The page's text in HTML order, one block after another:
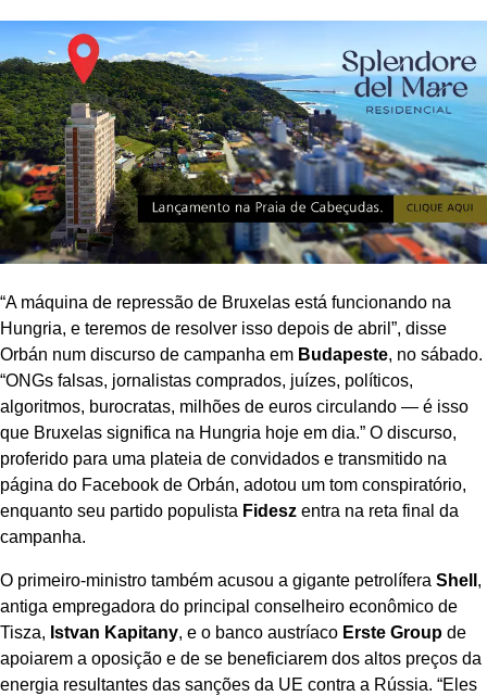
“A máquina de repressão de Bruxelas está funcionando na
Hungria, e teremos de resolver isso depois de abril”, disse
Orbán num discurso de campanha em Budapeste, no sábado.
“ONGs falsas, jornalistas comprados, juízes, políticos,
algoritmos, burocratas, milhões de euros circulando — é isso
que Bruxelas significa na Hungria hoje em dia.” O discurso,
proferido para uma plateia de convidados e transmitido na
página do Facebook de Orbán, adotou um tom conspiratório,
enquanto seu partido populista Fidesz entra na reta final da
campanha.
O primeiro-ministro também acusou a gigante petrolífera Shell ,
antiga empregadora do principal conselheiro econômico de
Tisza, Istvan Kapitany, e o banco austríaco Erste Group de
apoiarem a oposição e de se beneficiarem dos altos preços da
energia resultantes das sanções da UE contra a Rússia. “Eles